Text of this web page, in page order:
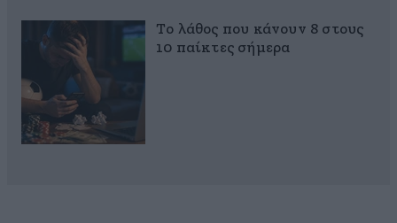
Το λάθος που κάνουν 8 στους
10 παίκτες σήμερα